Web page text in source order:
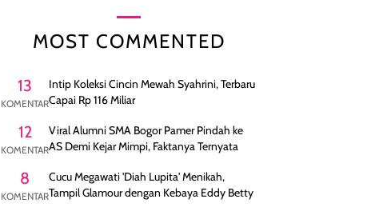
MOST COMMENTED
13
KOMENTAR
Intip Koleksi Cincin Mewah Syahrini, Terbaru
Capai Rp 116 Miliar
12
KOMENTAR
Viral Alumni SMA Bogor Pamer Pindah ke
AS Demi Kejar Mimpi, Faktanya Ternyata
8
KOMENTAR
Cucu Megawati 'Diah Lupita' Menikah,
Tampil Glamour dengan Kebaya Eddy Betty